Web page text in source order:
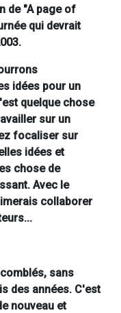
de "A page of
qui devrait
idées pour un
quelque chose
sur un
focaliser sur
idées et
chose de
Avec le
collaborer
sans
des années. C'est
nouveau et